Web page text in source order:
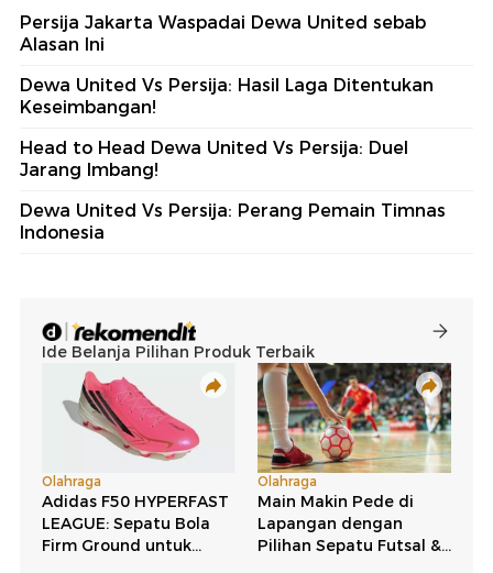
Persija Jakarta Waspadai Dewa United sebab
Alasan Ini
Dewa United Vs Persija: Hasil Laga Ditentukan
Keseimbangan!
Head to Head Dewa United Vs Persija: Duel
Jarang Imbang!
Dewa United Vs Persija: Perang Pemain Timnas
Indonesia